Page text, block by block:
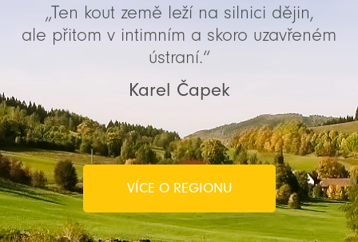
„Ten kout země leží na silnici dějin,
ale přitom v intimním a skoro uzavřeném
ústraní.“
Karel Čapek
VÍCE O REGIONU